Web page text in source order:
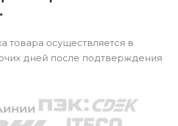
товара осуществляется в
дней после подтверждения